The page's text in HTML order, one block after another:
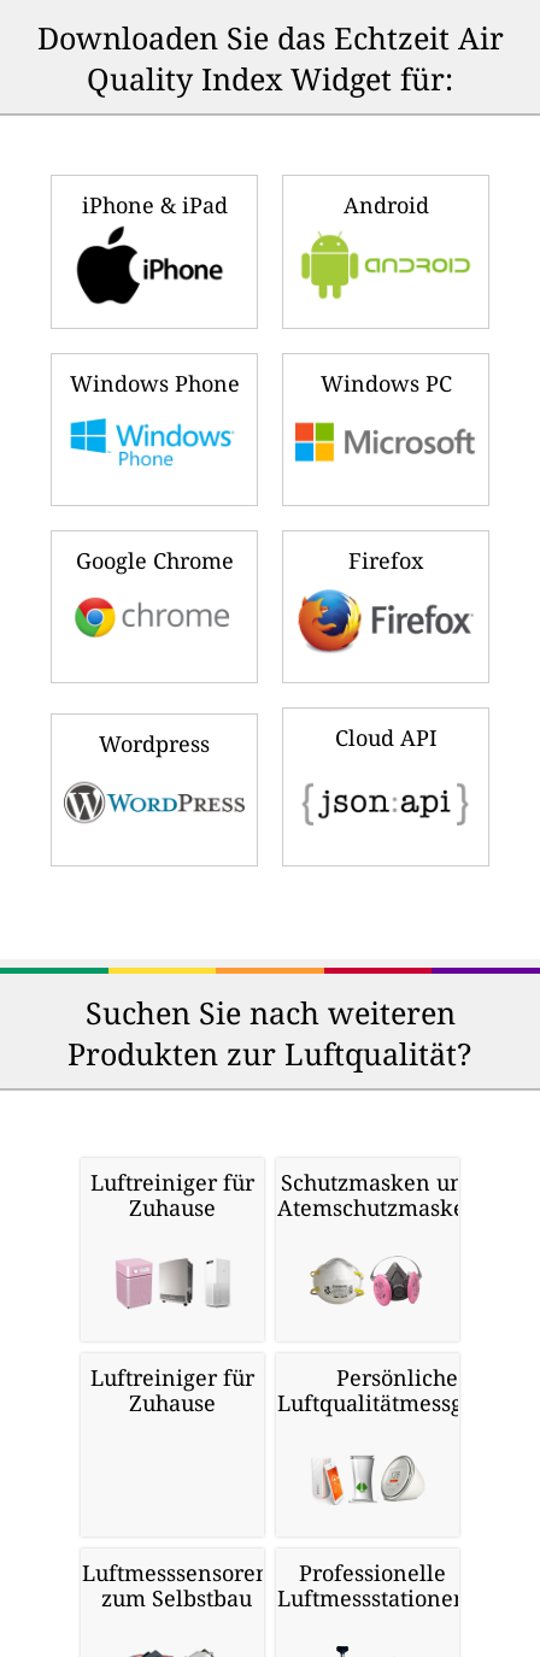
Downloaden Sie das Echtzeit Air
Quality Index Widget für:
iPhone & iPad Android
Windows Phone Windows PC
Google Chrome Firefox
Wordpress Cloud API
Suchen Sie nach weiteren
Produkten zur Luftqualität?
Luftreiniger für
Zuhause
Schutzmasken und
Atemschutzmasken
Luftreiniger für
Zuhause
Persönliche
Luftqualitätmessgeräte
Luftmesssensoren
zum Selbstbau
Professionelle
Luftmessstationen